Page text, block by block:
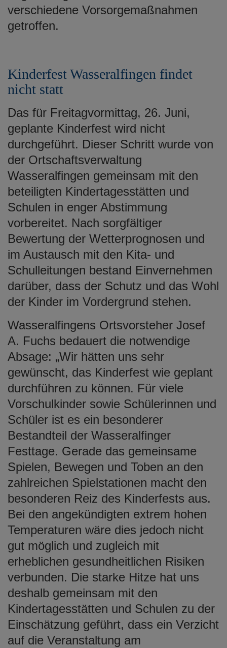
verschiedene Vorsorgemaßnahmen
getroffen.
Kinderfest Wasseralfingen findet
nicht statt
Das für Freitagvormittag, 26. Juni,
geplante Kinderfest wird nicht
durchgeführt. Dieser Schritt wurde von
der Ortschaftsverwaltung
Wasseralfingen gemeinsam mit den
beteiligten Kindertagesstätten und
Schulen in enger Abstimmung
vorbereitet. Nach sorgfältiger
Bewertung der Wetterprognosen und
im Austausch mit den Kita- und
Schulleitungen bestand Einvernehmen
darüber, dass der Schutz und das Wohl
der Kinder im Vordergrund stehen.
Wasseralfingens Ortsvorsteher Josef
A. Fuchs bedauert die notwendige
Absage: „Wir hätten uns sehr
gewünscht, das Kinderfest wie geplant
durchführen zu können. Für viele
Vorschulkinder sowie Schülerinnen und
Schüler ist es ein besonderer
Bestandteil der Wasseralfinger
Festtage. Gerade das gemeinsame
Spielen, Bewegen und Toben an den
zahlreichen Spielstationen macht den
besonderen Reiz des Kinderfests aus.
Bei den angekündigten extrem hohen
Temperaturen wäre dies jedoch nicht
gut möglich und zugleich mit
erheblichen gesundheitlichen Risiken
verbunden. Die starke Hitze hat uns
deshalb gemeinsam mit den
Kindertagesstätten und Schulen zu der
Einschätzung geführt, dass ein Verzicht
auf die Veranstaltung am